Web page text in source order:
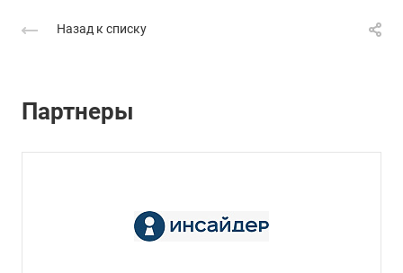
Назад к списку
Партнеры